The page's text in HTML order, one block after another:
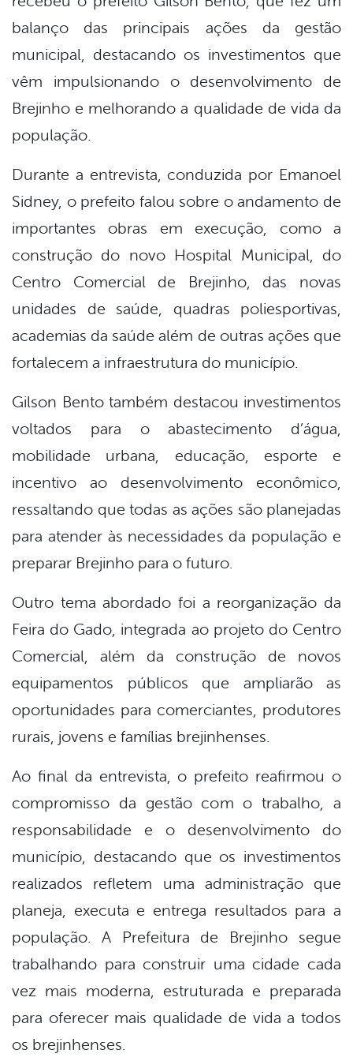
balanço das principais ações da gestão
municipal, destacando os investimentos que
vêm impulsionando o desenvolvimento de
Brejinho e melhorando a qualidade de vida da
população.
Durante a entrevista, conduzida por Emanoel
Sidney, o prefeito falou sobre o andamento de
importantes obras em execução, como a
construção do novo Hospital Municipal, do
Centro Comercial de Brejinho, das novas
unidades de saúde, quadras poliesportivas,
academias da saúde além de outras ações que
fortalecem a infraestrutura do município.
Gilson Bento também destacou investimentos
voltados para o abastecimento d’água,
mobilidade urbana, educação, esporte e
incentivo ao desenvolvimento econômico,
ressaltando que todas as ações são planejadas
para atender às necessidades da população e
preparar Brejinho para o futuro.
Outro tema abordado foi a reorganização da
Feira do Gado, integrada ao projeto do Centro
Comercial, além da construção de novos
equipamentos públicos que ampliarão as
oportunidades para comerciantes, produtores
rurais, jovens e famílias brejinhenses.
Ao final da entrevista, o prefeito reafirmou o
compromisso da gestão com o trabalho, a
responsabilidade e o desenvolvimento do
município, destacando que os investimentos
realizados refletem uma administração que
planeja, executa e entrega resultados para a
população. A Prefeitura de Brejinho segue
trabalhando para construir uma cidade cada
vez mais moderna, estruturada e preparada
para oferecer mais qualidade de vida a todos
os brejinhenses.